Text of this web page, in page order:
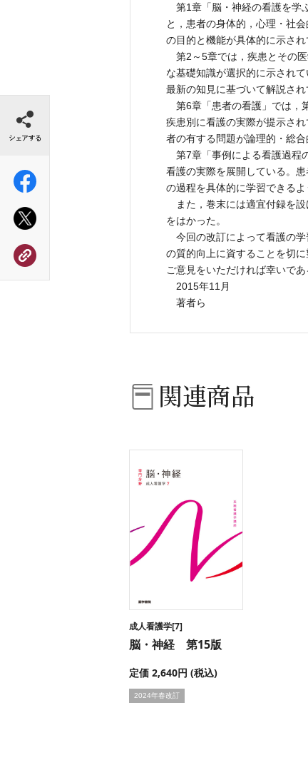
第1章「脳・神経の看護を学
と，患者の身体的，心理・社
の目的と機能が具体的に示され
第2～5章では，疾患とその
な基礎知識が選択的に示され
最新の知見に基づいて解説され
第6章「患者の看護」では，
疾患別に看護の実際が提示さ
者の有する問題が論理的・総
第7章「事例による看護過程
看護の実際を展開している。
の過程を具体的に学習できるよ
また，巻末には適宜付録を設
をはかった。
今回の改訂によって看護の学
の質的向上に資することを切
ご意見をいただければ幸いであ
2015年11月
著者ら
関連商品
成人看護学[7]
脳・神経 第15版
定価 2,640円 (税込)
2024年春改訂